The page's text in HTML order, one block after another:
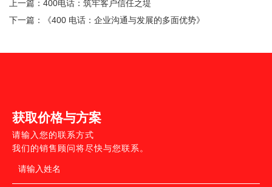
上一篇： 400电话：筑牢客户信任之堤
下一篇：
《400 电话：企业沟通与发展的多面优势》
获取价格与方案
请输入您的联系方式
我们的销售顾问将尽快与您联系。